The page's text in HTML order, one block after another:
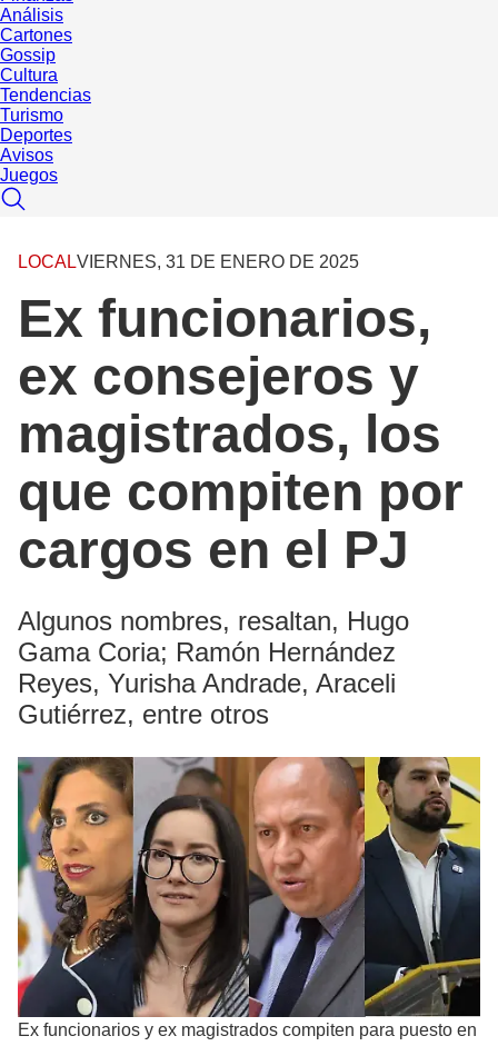
Análisis
Cartones
Gossip
Cultura
Tendencias
Turismo
Deportes
Avisos
Juegos
LOCALVIERNES, 31 DE ENERO DE 2025
Ex funcionarios,
ex consejeros y
magistrados, los
que compiten por
cargos en el PJ
Algunos nombres, resaltan, Hugo
Gama Coria; Ramón Hernández
Reyes, Yurisha Andrade, Araceli
Gutiérrez, entre otros
Ex funcionarios y ex magistrados compiten para puesto en